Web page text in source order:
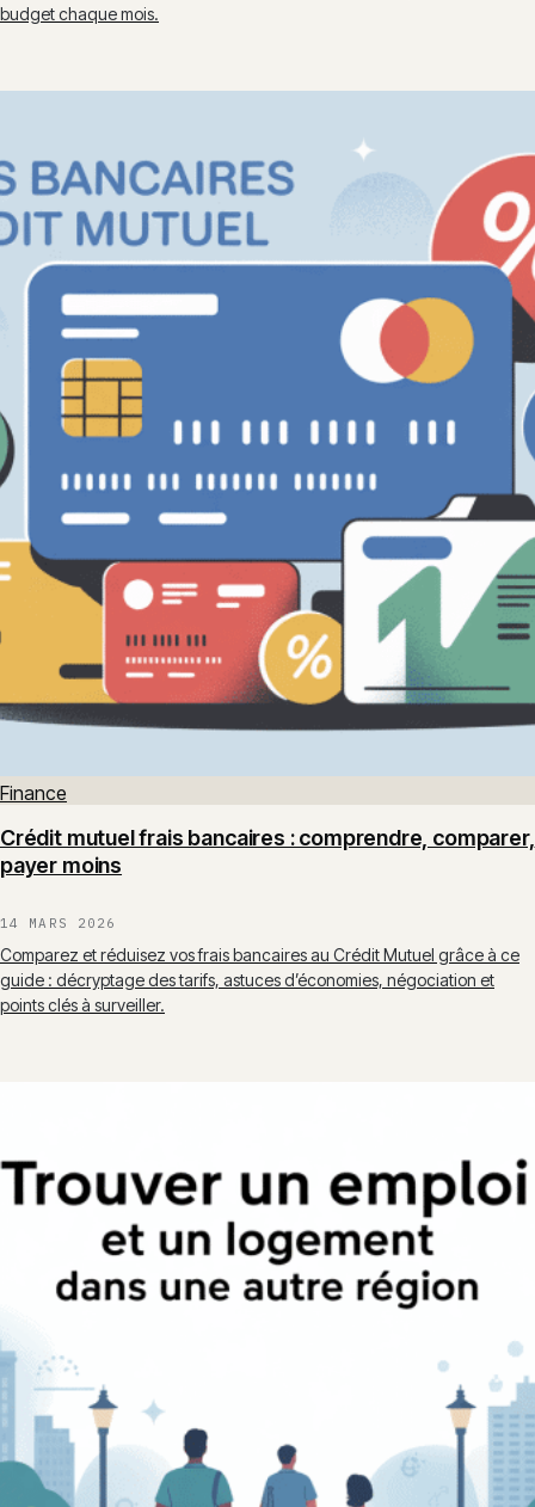
budget chaque mois.
Finance
Crédit mutuel frais bancaires : comprendre, comparer,
payer moins
14 MARS 2026
Comparez et réduisez vos frais bancaires au Crédit Mutuel grâce à ce
guide : décryptage des tarifs, astuces d’économies, négociation et
points clés à surveiller.